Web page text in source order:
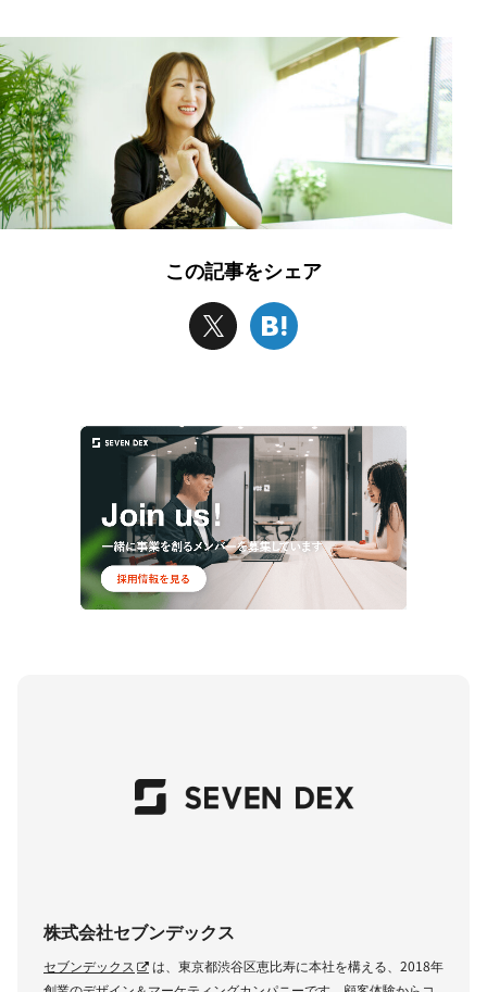
この記事をシェア
株式会社セブンデックス
セブンデックス
は、東京都渋谷区恵比寿に本社を構える、2018年